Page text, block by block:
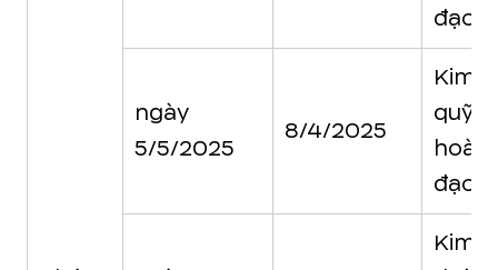
đạo
ngày
5/5/2025
8/4/2025
Kim
quỹ
đạo
Kim